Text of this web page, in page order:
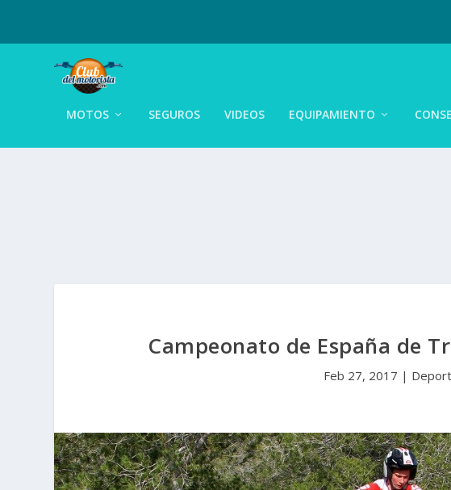
MOTOS SEGUROS VIDEOS EQUIPAMIENTO
Campeonato de España de
Feb 27, 2017 |